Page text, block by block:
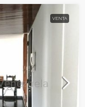
VENTA